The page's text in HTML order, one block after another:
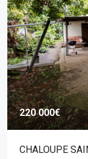
220 000€
CHALOUPE